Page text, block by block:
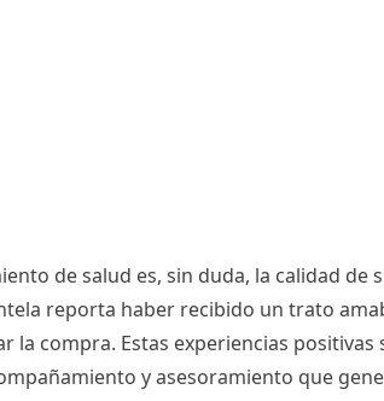
de salud es, sin duda, la calidad
reporta haber recibido un trato
compra. Estas experiencias
y asesoramiento que